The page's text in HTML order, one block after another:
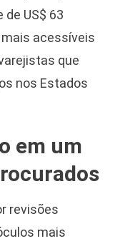
de US$ 63
acessíveis
que
nos Estados
em um
revisões
mais